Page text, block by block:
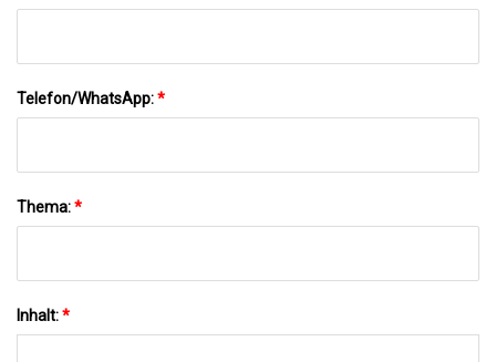
Telefon/WhatsApp:*
Thema:*
Inhalt:*